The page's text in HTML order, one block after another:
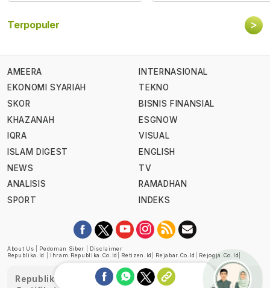
Terpopuler >
AMEERA
EKONOMI SYARIAH
SKOR
KHAZANAH
IQRA
ISLAM DIGEST
NEWS
ANALISIS
SPORT
INTERNASIONAL
TEKNO
BISNIS FINANSIAL
ESGNOW
VISUAL
ENGLISH
TV
RAMADHAN
INDEKS
About Us Pedoman Siber
Disclaimer
Republika.id
Ihram.republika.co.id Retizen.id Rejabar.co.id Rejogja.co.id
Republika telah diverifikasi oleh Dewan Pers